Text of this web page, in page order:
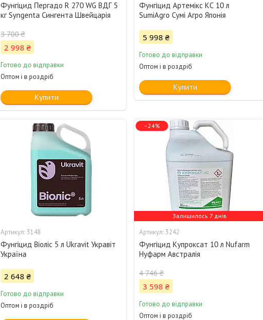
Фунгіцид Пергадо R 270 WG ВДГ 5
кг Syngenta Сингента Швейцарія
3 700 ₴
2 998 ₴
Готово до відправки
Оптом і в роздріб
Купити
Фунгіцид Артемікс КС 10 л
SumiAgro Сумі Агро Японія
5 998 ₴
Готово до відправки
Оптом і в роздріб
Купити
3148
Фунгіцид Віоліс 5 л Ukravit Укравіт
Україна
2 648 ₴
Готово до відправки
Оптом і в роздріб
–24%
Залишилось 7 днів
3242
Фунгіцид Купроксат 10 л Nufarm
Нуфарм Австралія
4 746 ₴
3 598 ₴
Готово до відправки
Оптом і в роздріб